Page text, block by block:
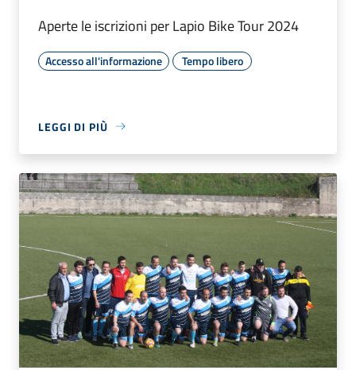
Aperte le iscrizioni per Lapio Bike Tour 2024
Accesso all'informazione Tempo libero
LEGGI DI PIÙ